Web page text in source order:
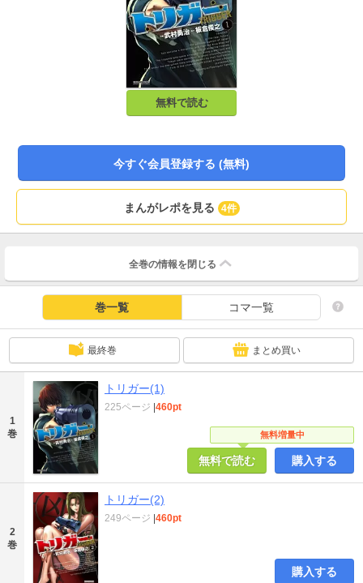
無料で読む
今すぐ会員登録する (無料)
まんがレポを見る 4件
全巻の情報を 閉じる
巻一覧 コマ一覧
最終巻 まとめ買い
1
巻
トリガー(1)
無料増量中
225ページ 460pt
無料で読む 購入する
2
巻
トリガー(2)
249ページ 460pt
購入する